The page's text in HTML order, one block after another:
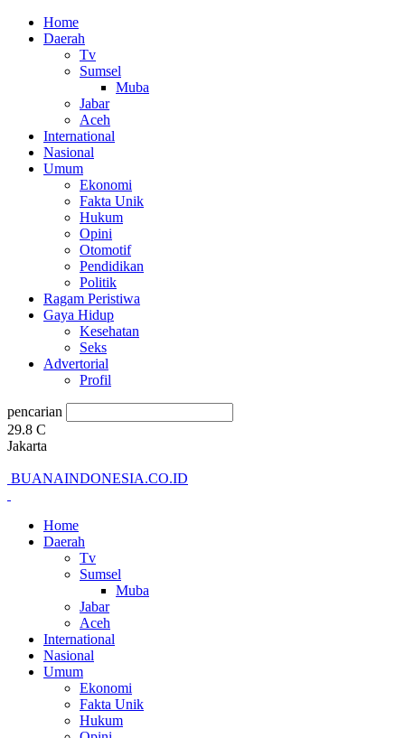
Home
Daerah
Tv
Sumsel
Muba
Jabar
Aceh
International
Nasional
Umum
Ekonomi
Fakta Unik
Hukum
Opini
Otomotif
Pendidikan
Politik
Ragam Peristiwa
Gaya Hidup
Kesehatan
Seks
Advertorial
Profil
pencarian
29.8 C
Jakarta
BUANAINDONESIA.CO.ID
Home
Daerah
Tv
Sumsel
Muba
Jabar
Aceh
International
Nasional
Umum
Ekonomi
Fakta Unik
Hukum